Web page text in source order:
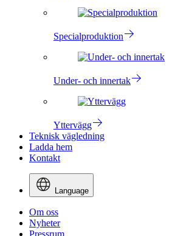
Specialproduktion
Under- och innertak
Yttervägg
Teknisk vägledning
Ladda hem
Kontakt
Language
Om oss
Nyheter
Pressrum